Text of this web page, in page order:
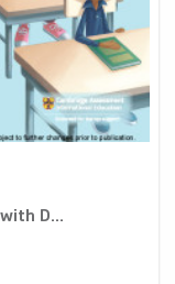
D...